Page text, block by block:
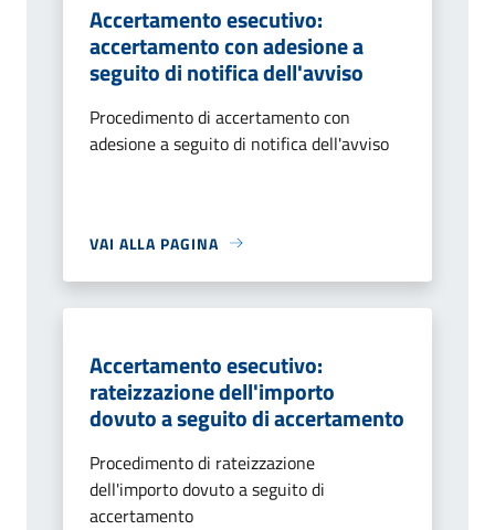
Accertamento esecutivo:
accertamento con adesione a
seguito di notifica dell'avviso
Procedimento di accertamento con
adesione a seguito di notifica dell'avviso
VAI ALLA PAGINA
Accertamento esecutivo:
rateizzazione dell'importo
dovuto a seguito di accertamento
Procedimento di rateizzazione
dell'importo dovuto a seguito di
accertamento